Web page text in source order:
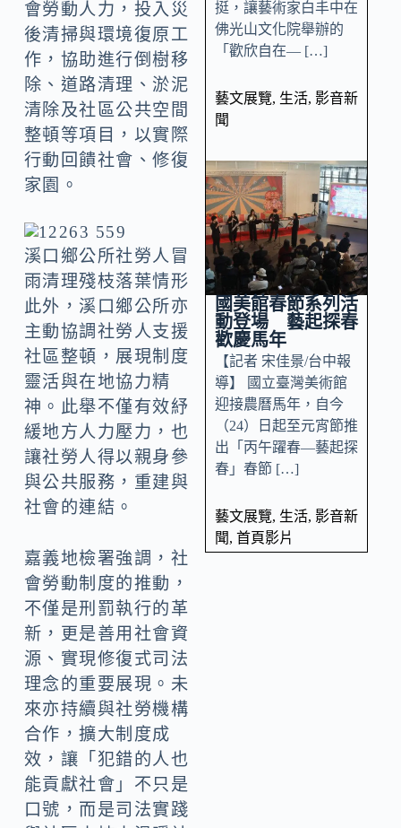
會勞動人力，投入災
後清掃與環境復原工
作，協助進行倒樹移
除、道路清理、淤泥
清除及社區公共空間
整頓等項目，以實際
行動回饋社會、修復
家園。
溪口鄉公所社勞人冒
雨清理殘枝落葉情形
此外，溪口鄉公所亦
主動協調社勞人支援
社區整頓，展現制度
靈活與在地協力精
神。此舉不僅有效紓
緩地方人力壓力，也
讓社勞人得以親身參
與公共服務，重建與
社會的連結。
嘉義地檢署強調，社
會勞動制度的推動，
不僅是刑罰執行的革
新，更是善用社會資
源、實現修復式司法
理念的重要展現。未
來亦持續與社勞機構
合作，擴大制度成
效，讓「犯錯的人也
能貢獻社會」不只是
口號，而是司法實踐
挺，讓藝術家白丰中在
佛光山文化院舉辦的
「歡欣自在— […]
藝文展覽, 生活, 影音新
聞
國美館春節系列活
動登場 藝起探春
歡慶馬年
【記者 宋佳景/台中報
導】 國立臺灣美術館
迎接農曆馬年，自今
（24）日起至元宵節推
出「丙午躍春—藝起探
春」春節 […]
藝文展覽, 生活, 影音新
聞, 首頁影片